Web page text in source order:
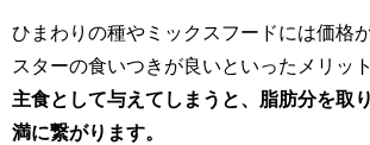
ひまわりの種やミックスフードには価格
スターの食いつきが良いといったメリッ
主食として与えてしまうと、脂肪分を取
満に繋がります。